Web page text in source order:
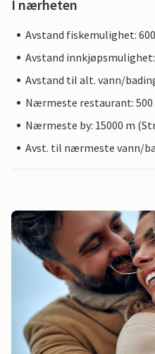
I nærheten
Avstand fiskemulighet:
Avstand innkjøpsmulighet:
Avstand til alt. vann/
Nærmeste restaurant: 500
Nærmeste by: 15000 m
Avst. til nærmeste vann/